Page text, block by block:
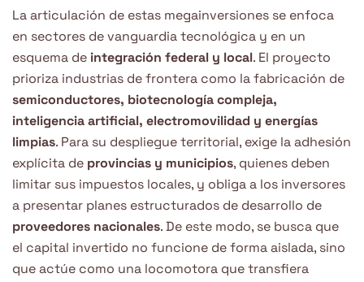
La articulación de estas megainversiones se enfoca
en sectores de vanguardia tecnológica y en un
esquema de integración federal y local. El proyecto
prioriza industrias de frontera como la fabricación de
semiconductores, biotecnología compleja,
inteligencia artificial, electromovilidad y energías
limpias. Para su despliegue territorial, exige la adhesión
explícita de provincias y municipios, quienes deben
limitar sus impuestos locales, y obliga a los inversores
a presentar planes estructurados de desarrollo de
proveedores nacionales. De este modo, se busca que
el capital invertido no funcione de forma aislada, sino
que actúe como una locomotora que transfiera